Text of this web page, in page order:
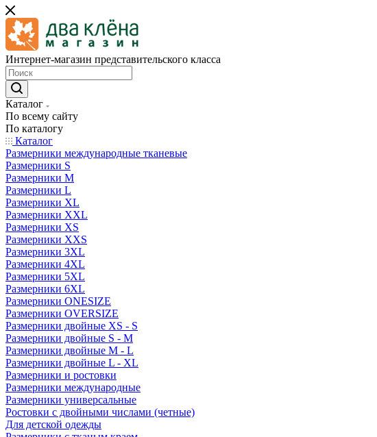
Интернет-магазин представительского класса
Каталог
По всему сайту
По каталогу
Каталог
Размерники международные тканевые
Размерники S
Размерники M
Размерники L
Размерники XL
Размерники XXL
Размерники XS
Размерники XXS
Размерники 3XL
Размерники 4XL
Размерники 5XL
Размерники 6XL
Размерники ONESIZE
Размерники OVERSIZE
Размерники двойные XS - S
Размерники двойные S - M
Размерники двойные M - L
Размерники двойные L - XL
Размерники и ростовки
Размерники международные
Размерники универсальные
Ростовки с двойными числами (четные)
Для детской одежды